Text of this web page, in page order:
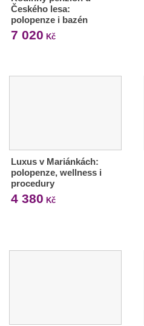
Českého lesa:
polopenze i bazén
7 020 Kč
Luxus v Mariánkách:
polopenze, wellness i
procedury
4 380 Kč